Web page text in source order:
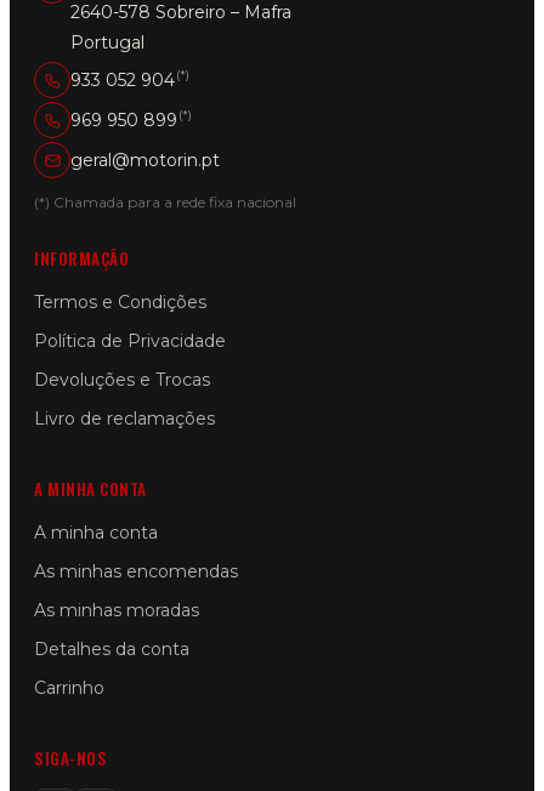
2640-578 Sobreiro – Mafra
Portugal
933 052 904(*)
969 950 899 (*)
geral@motorin.pt
(*) Chamada para a rede fixa nacional
INFORMAÇÃO
Termos e Condições
Política de Privacidade
Devoluções e Trocas
Livro de reclamações
A MINHA CONTA
A minha conta
As minhas encomendas
As minhas moradas
Detalhes da conta
Carrinho
SIGA-NOS